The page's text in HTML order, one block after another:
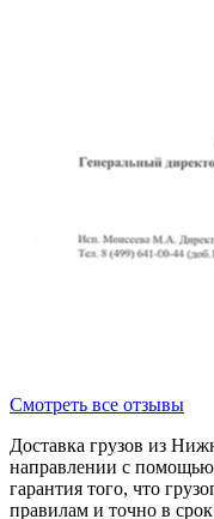
Смотреть все отзывы
Доставка грузов из
направлении с
гарантия того, что
правилам и точно в